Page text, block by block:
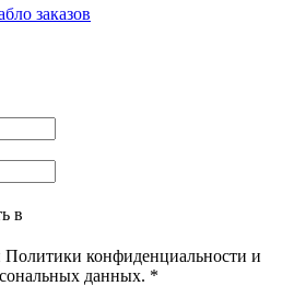
заказов
в
Политики конфиденциальности и
данных. *